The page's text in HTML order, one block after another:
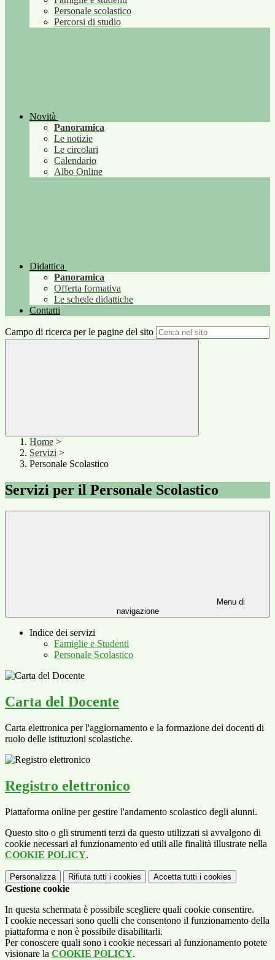
Personale scolastico
Percorsi di studio
Novità
Panoramica
Le notizie
Le circolari
Calendario
Albo Online
Didattica
Panoramica
Offerta formativa
Le schede didattiche
Contatti
Campo di ricerca per le pagine del sito
Home >
Servizi >
Personale Scolastico
Servizi per il Personale Scolastico
Menu di
navigazione
Indice dei servizi
Famiglie e Studenti
Personale Scolastico
Carta del Docente
Carta elettronica per l'aggiornamento e la formazione dei docenti di
ruolo delle istituzioni scolastiche.
Registro elettronico
Piattaforma online per gestire l'andamento scolastico degli alunni.
Questo sito o gli strumenti terzi da questo utilizzati si avvalgono di
cookie necessari al funzionamento ed utili alle finalità illustrate nella
COOKIE POLICY.
Personalizza Rifiuta tutti i cookies Accetta tutti i cookies
Gestione cookie
In questa schermata è possibile scegliere quali cookie consentire.
I cookie necessari sono quelli che consentono il funzionamento della
piattaforma e non è possibile disabilitarli.
Per conoscere quali sono i cookie necessari al funzionamento potete
visionare la COOKIE POLICY.